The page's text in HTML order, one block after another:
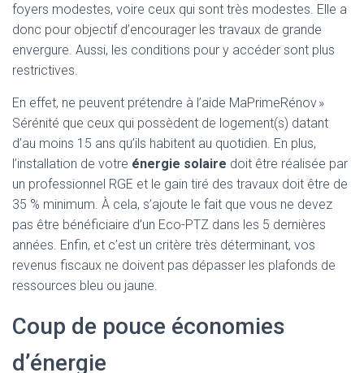
foyers modestes, voire ceux qui sont très modestes. Elle a
donc pour objectif d’encourager les travaux de grande
envergure. Aussi, les conditions pour y accéder sont plus
restrictives.
En effet, ne peuvent prétendre à l’aide MaPrimeRénov »
Sérénité que ceux qui possèdent de logement(s) datant
d’au moins 15 ans qu’ils habitent au quotidien. En plus,
l’installation de votre énergie solaire doit être réalisée par
un professionnel RGE et le gain tiré des travaux doit être de
35 % minimum. À cela, s’ajoute le fait que vous ne devez
pas être bénéficiaire d’un Eco-PTZ dans les 5 dernières
années. Enfin, et c’est un critère très déterminant, vos
revenus fiscaux ne doivent pas dépasser les plafonds de
ressources bleu ou jaune.
Coup de pouce économies
d’énergie